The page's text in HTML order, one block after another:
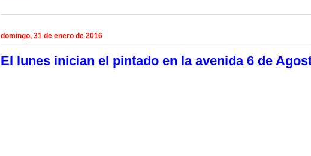
domingo, 31 de enero de 2016
El lunes inician el pintado en la avenida 6 de